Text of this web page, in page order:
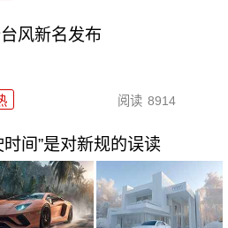
风新名发布
阅读 8914
间”是对新规的误读